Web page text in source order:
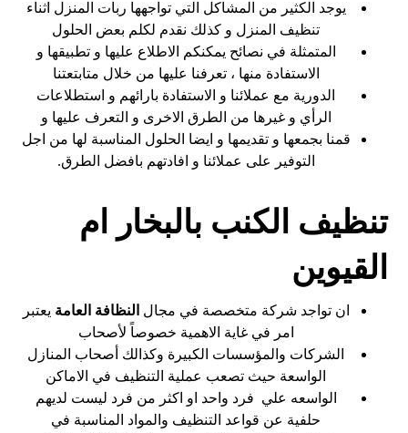
يوجد الكثير من المشاكل التي تواجهها ربات المنزل اثناء
تنظيف المنزل و كذلك نقدم لكلم بعض الحلول
المتمثلة في نصائح يمكنكم الاطلاع عليها و تطبيقها و
الاستفادة منها ، تعرفنا عليها من خلال متابتعتنا
الدورية مع عملائنا و الاستفادة بارائهم و استطلاعات
الرأي و غيرها من الطرق الاخرى و التعرف عليها و
قمنا بجمعها و تقديمها و ايضا الحلول المناسبة لها من اجل
التوفير على عملائنا و افادتهم بافضل الطرق.
تنظيف الكنب بالبخار ام
القيوين
ان تواجد شركة متخصصة في مجال النظافة العامة يعتبر
امر في غاية الاهمية خصوصاً لأصحاب
الشركات والمؤسسات الكبيرة وكذالك أصحاب المنازل
الواسعة حيث تصعب عملية التنظيف في الاماكن
الواسعه علي فرد واحد او اكثر من فرد ليست لديهم
حلفية عن قواعد التنظيف والمواد المناسبة في